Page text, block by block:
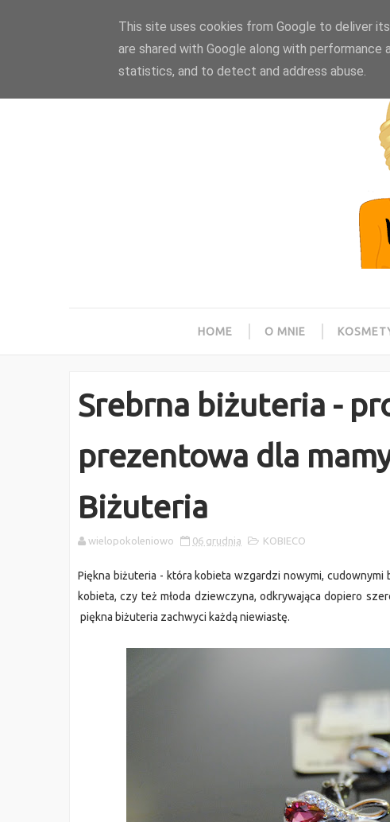
HOME O MNIE
Srebrna biżuteria -
prezentowa dla
Biżuteria
wielopokoleniowo 06 grudnia KOBIECO
Piękna biżuteria - która kobieta wzgardzi nowymi, cudownymi
kobieta, czy też młoda dziewczyna, odkrywająca dopiero
piękna biżuteria zachwyci każdą niewiastę.
This site uses cookies from Google to deliver
are shared with Google along with
statistics, and to detect and address abuse.